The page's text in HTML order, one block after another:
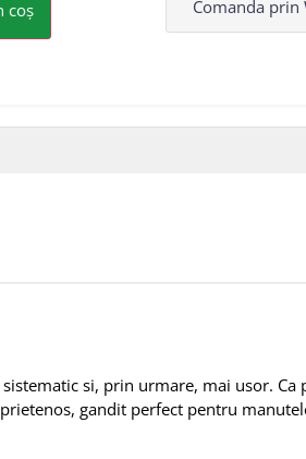
coș Comanda prin
si, prin urmare, mai usor.
gandit perfect pentru